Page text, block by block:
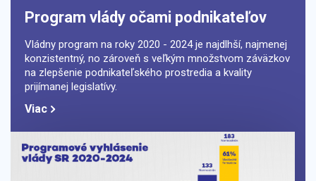
Program vlády očami podnikateľov
Vládny program na roky 2020 - 2024 je najdlhší, najmenej
konzistentný, no zároveň s veľkým množstvom záväzkov
na zlepšenie podnikateľského prostredia a kvality
prijímanej legislatívy.
Viac